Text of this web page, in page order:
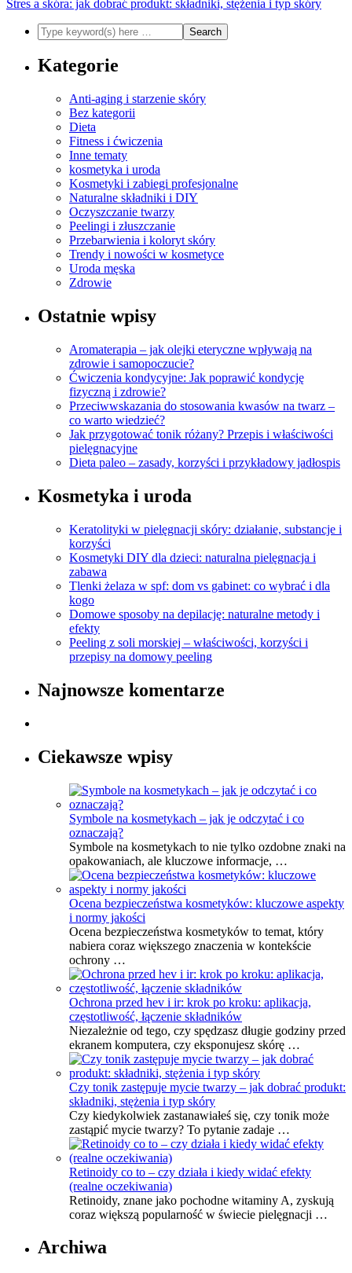
Stres a skóra: jak dobrać produkt: składniki, stężenia i typ skóry
Kategorie
Anti-aging i starzenie skóry
Bez kategorii
Dieta
Fitness i ćwiczenia
Inne tematy
kosmetyka i uroda
Kosmetyki i zabiegi profesjonalne
Naturalne składniki i DIY
Oczyszczanie twarzy
Peelingi i złuszczanie
Przebarwienia i koloryt skóry
Trendy i nowości w kosmetyce
Uroda męska
Zdrowie
Ostatnie wpisy
Aromaterapia – jak olejki eteryczne wpływają na
zdrowie i samopoczucie?
Ćwiczenia kondycyjne: Jak poprawić kondycję
fizyczną i zdrowie?
Przeciwwskazania do stosowania kwasów na twarz –
co warto wiedzieć?
Jak przygotować tonik różany? Przepis i właściwości
pielęgnacyjne
Dieta paleo – zasady, korzyści i przykładowy jadłospis
Kosmetyka i uroda
Keratolityki w pielęgnacji skóry: działanie, substancje i
korzyści
Kosmetyki DIY dla dzieci: naturalna pielęgnacja i
zabawa
Tlenki żelaza w spf: dom vs gabinet: co wybrać i dla
kogo
Domowe sposoby na depilację: naturalne metody i
efekty
Peeling z soli morskiej – właściwości, korzyści i
przepisy na domowy peeling
Najnowsze komentarze
Ciekawsze wpisy
Symbole na kosmetykach – jak je odczytać i co
oznaczają?
Symbole na kosmetykach to nie tylko ozdobne znaki na
opakowaniach, ale kluczowe informacje, …
Ocena bezpieczeństwa kosmetyków: kluczowe aspekty
i normy jakości
Ocena bezpieczeństwa kosmetyków to temat, który
nabiera coraz większego znaczenia w kontekście
ochrony …
Ochrona przed hev i ir: krok po kroku: aplikacja,
częstotliwość, łączenie składników
Niezależnie od tego, czy spędzasz długie godziny przed
ekranem komputera, czy eksponujesz skórę …
Czy tonik zastępuje mycie twarzy – jak dobrać produkt:
składniki, stężenia i typ skóry
Czy kiedykolwiek zastanawiałeś się, czy tonik może
zastąpić mycie twarzy? To pytanie zadaje …
Retinoidy co to – czy działa i kiedy widać efekty
(realne oczekiwania)
Retinoidy, znane jako pochodne witaminy A, zyskują
coraz większą popularność w świecie pielęgnacji …
Archiwa